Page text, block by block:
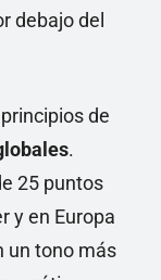
debajo del
de
.
25 puntos
y en Europa
un tono más